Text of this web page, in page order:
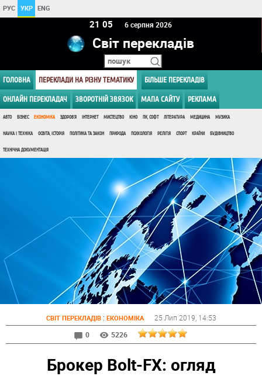
РУС УКР ENG
21:05 6 серпня 2026
Світ перекладів
ГОЛОВНА ПЕРЕКЛАДИ НА РІЗНУ ТЕМАТИКУ БІЛЬШЕ ПЕРЕКЛАДІВ
ОНЛАЙН ПЕРЕКЛАДАЧ ЗВОРОТНІЙ ЗВЯЗОК МАПА САЙТУ РЕКЛАМА
АВТО БІЗНЕС ЕКОНОМІКА ЗДОРОВ'Я ІНТЕРНЕТ МИСТЕЦТВО КІНО ПК, СОФТ ЛІТЕРАТУРА МЕДИЦИНА МУЗИКА
НАУКА І ТЕХНІКА ОСВІТА, ІСТОРІЯ ПОЛІТИКА ТА ЗАКОН ПРИРОДА ПСИХОЛОГІЯ РЕЛІГІЯ СПОРТ КРАЇНИ БУДІВНИЦТВО
ТЕХНІЧНА ДОКУМЕНТАЦІЯ
СВІТ ПЕРЕКЛАДІВ: ЕКОНОМІКА 25 Лип 2019 , 14:53
0
5226
Брокер Bolt-FX: огляд